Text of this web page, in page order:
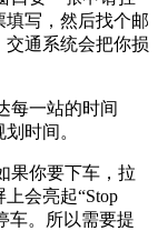
填写，然后找个邮
通系统会把你损
一站的时间
时间。
你要下车，拉
会亮起“Stop
车。所以需要提